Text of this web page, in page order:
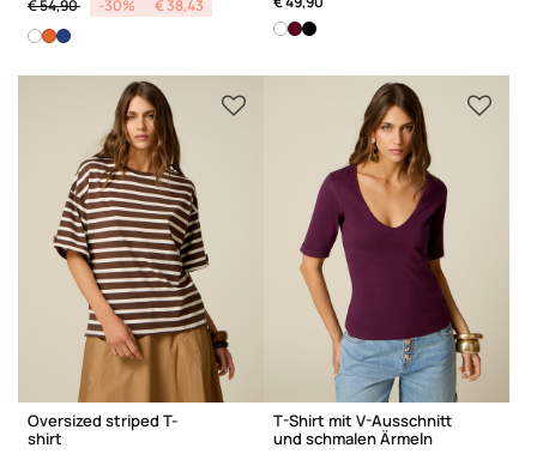
€ 54,90 -30% € 38,43
Oversized striped T-
shirt
T-Shirt mit V-Ausschnitt
und schmalen Ärmeln